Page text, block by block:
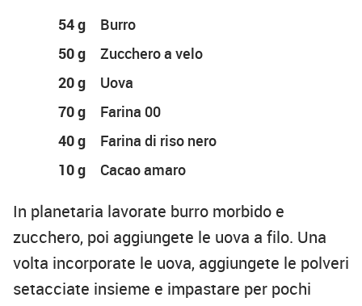
54 g
Burro
50 g
Zucchero a velo
20 g
Uova
70 g
Farina 00
40 g
Farina di riso nero
10 g
Cacao amaro
In planetaria lavorate burro morbido e
zucchero, poi aggiungete le uova a filo. Una
volta incorporate le uova, aggiungete le polveri
setacciate insieme e impastare per pochi